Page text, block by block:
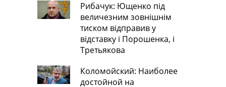
Рибачук: Ющенко під
величезним зовнішнім
тиском відправив у
відставку і Порошенка, і
Третьякова
Коломойский: Наиболее
достойной на